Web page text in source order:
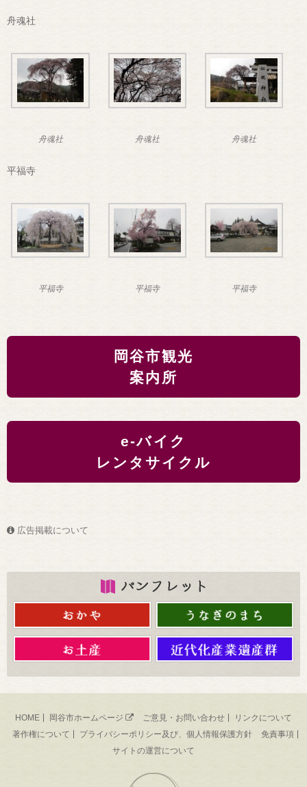
舟魂社
舟魂社 舟魂社 舟魂社
平福寺
平福寺 平福寺 平福寺
岡谷市観光
案内所
e-バイク
レンタサイクル
広告掲載について
HOME 岡谷市ホームページ ご意見・お問い合わせ
リンクについて
著作権について
プライバシーポリシー及び、個人情報保護方針
免責事項
サイトの運営について